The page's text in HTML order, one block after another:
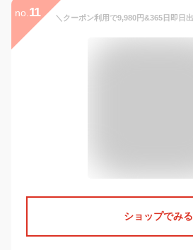
no. 11
ショップでみる